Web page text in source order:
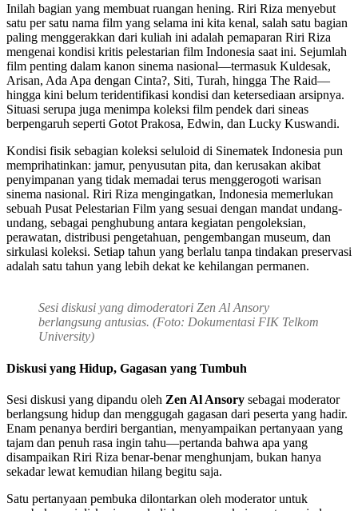
Inilah bagian yang membuat ruangan hening. Riri Riza menyebut
satu per satu nama film yang selama ini kita kenal, salah satu bagian
paling menggerakkan dari kuliah ini adalah pemaparan Riri Riza
mengenai kondisi kritis pelestarian film Indonesia saat ini. Sejumlah
film penting dalam kanon sinema nasional—termasuk Kuldesak,
Arisan, Ada Apa dengan Cinta?, Siti, Turah, hingga The Raid—
hingga kini belum teridentifikasi kondisi dan ketersediaan arsipnya.
Situasi serupa juga menimpa koleksi film pendek dari sineas
berpengaruh seperti Gotot Prakosa, Edwin, dan Lucky Kuswandi.
Kondisi fisik sebagian koleksi seluloid di Sinematek Indonesia pun
memprihatinkan: jamur, penyusutan pita, dan kerusakan akibat
penyimpanan yang tidak memadai terus menggerogoti warisan
sinema nasional. Riri Riza mengingatkan, Indonesia memerlukan
sebuah Pusat Pelestarian Film yang sesuai dengan mandat undang-
undang, sebagai penghubung antara kegiatan pengoleksian,
perawatan, distribusi pengetahuan, pengembangan museum, dan
sirkulasi koleksi. Setiap tahun yang berlalu tanpa tindakan preservasi
adalah satu tahun yang lebih dekat ke kehilangan permanen.
Sesi diskusi yang dimoderatori Zen Al Ansory
berlangsung antusias. (Foto: Dokumentasi FIK Telkom
University)
Diskusi yang Hidup, Gagasan yang Tumbuh
Sesi diskusi yang dipandu oleh Zen Al Ansory sebagai moderator
berlangsung hidup dan menggugah gagasan dari peserta yang hadir.
Enam penanya berdiri bergantian, menyampaikan pertanyaan yang
tajam dan penuh rasa ingin tahu—pertanda bahwa apa yang
disampaikan Riri Riza benar-benar menghunjam, bukan hanya
sekadar lewat kemudian hilang begitu saja.
Satu pertanyaan pembuka dilontarkan oleh moderator untuk